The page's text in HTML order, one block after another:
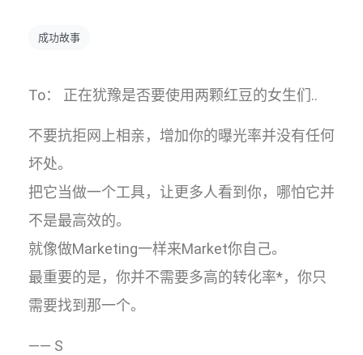
成功故事
To： 正在犹豫是否要使用两颗红豆的女生们..
不要抗拒网上相亲，增加你的曝光率并没有任何
坏处。
把它当做一个工具，让更多人看到你，哪怕它并
不是最高效的。
就像做Marketing一样来Market你自己。
最重要的是，你并不需要多高的转化率*，你只
需要找到那一个。
—— S